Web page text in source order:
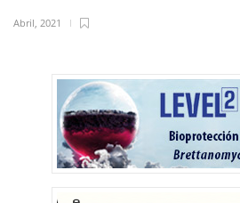
Abril, 2021